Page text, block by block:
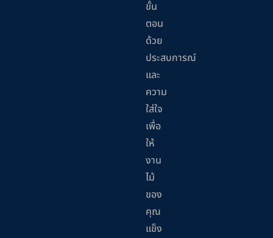
ขั้น
ตอน
ด้วย
ประสบการณ์
และ
ความ
ใส่ใจ
เพื่อ
ให้
งาน
ไม้
ของ
คุณ
แข็ง